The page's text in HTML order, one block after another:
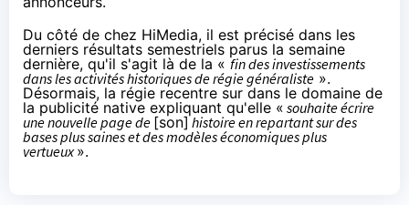
Du côté de chez HiMedia, il est précisé dans les
derniers résultats semestriels parus la semaine
dernière, qu'il s'agit là de la « fin des investissements
dans les activités historiques de régie généraliste ».
Désormais, la régie recentre sur dans le domaine de
la publicité native expliquant qu'elle « souhaite écrire
une nouvelle page de [son]histoire en repartant sur des
bases plus saines et des modèles économiques plus
vertueux».